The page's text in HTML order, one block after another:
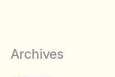
Archives